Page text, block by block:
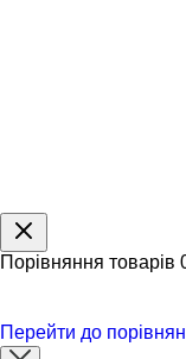
Порівняння товарів
Перейти до